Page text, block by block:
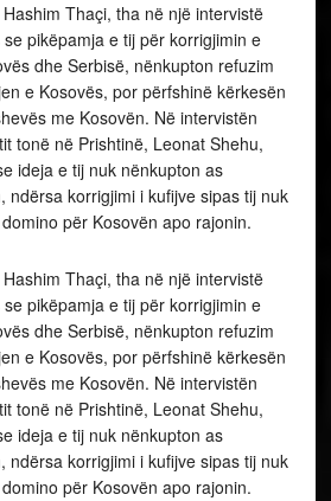
Thaçi, tha në një intervistë
pikëpamja e tij për korrigjimin e
dhe Serbisë, nënkupton refuzim
e Kosovës, por përfshinë kërkesën
me Kosovën. Në intervistën
tonë në Prishtinë, Leonat Shehu,
ideja e tij nuk nënkupton as
ndërsa korrigjimi i kufijve sipas tij nuk
për Kosovën apo rajonin.
Thaçi, tha në një intervistë
pikëpamja e tij për korrigjimin e
dhe Serbisë, nënkupton refuzim
e Kosovës, por përfshinë kërkesën
me Kosovën. Në intervistën
tonë në Prishtinë, Leonat Shehu,
ideja e tij nuk nënkupton as
ndërsa korrigjimi i kufijve sipas tij nuk
për Kosovën apo rajonin.